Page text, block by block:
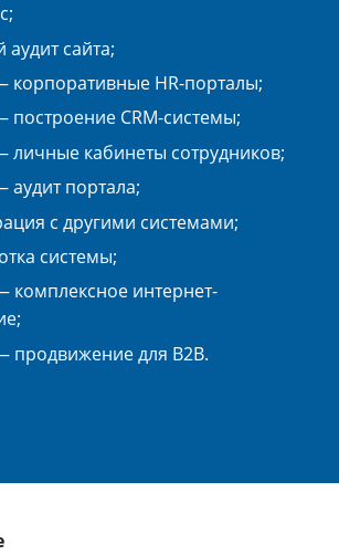
аудит сайта;
корпоративные HR-порталы;
построение CRM-системы;
личные кабинеты сотрудников;
аудит портала;
с другими системами;
системы;
комплексное интернет-
продвижение для B2B.